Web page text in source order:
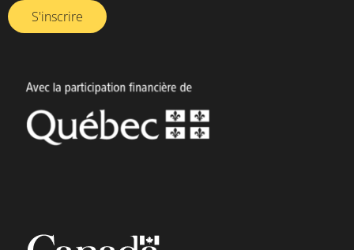
S'inscrire